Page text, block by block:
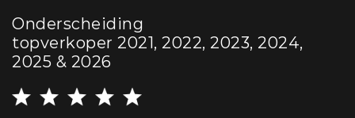
Onderscheiding
topverkoper 2021, 2022, 2023, 2024,
2025 & 2026